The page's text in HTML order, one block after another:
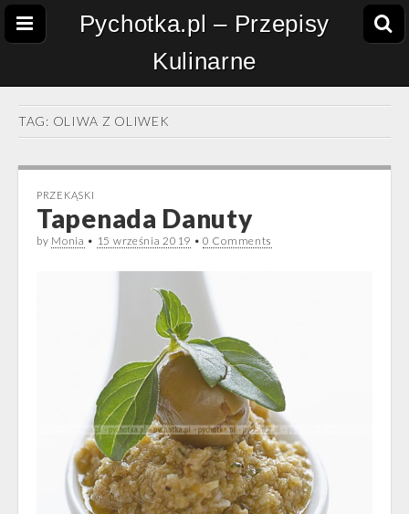
Pychotka.pl – Przepisy
Kulinarne
TAG: OLIWA Z OLIWEK
PRZEKĄSKI
Tapenada Danuty
by Monia • 15 września 2019 •0 Comments